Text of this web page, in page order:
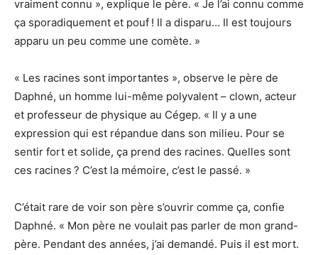
vraiment connu », explique le père. « Je l’ai connu comme
ça sporadiquement et pouf ! Il a disparu… Il est toujours
apparu un peu comme une comète. »
« Les racines sont importantes », observe le père de
Daphné, un homme lui-même polyvalent – clown, acteur
et professeur de physique au Cégep. « Il y a une
expression qui est répandue dans son milieu. Pour se
sentir fort et solide, ça prend des racines. Quelles sont
ces racines ? C’est la mémoire, c’est le passé. »
C’était rare de voir son père s’ouvrir comme ça, confie
Daphné. « Mon père ne voulait pas parler de mon grand-
père. Pendant des années, j’ai demandé. Puis il est mort.